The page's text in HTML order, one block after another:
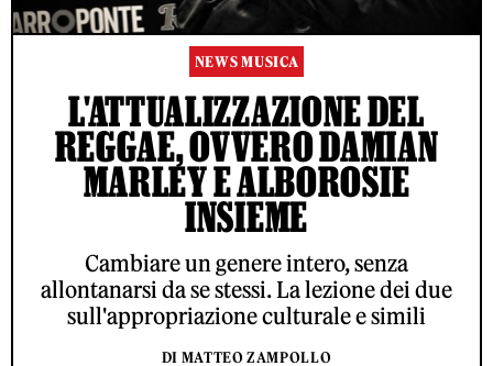
NEWS MUSICA
L'ATTUALIZZAZIONE DEL
REGGAE, OVVERO DAMIAN
MARLEY E ALBOROSIE
INSIEME
Cambiare un genere intero, senza
allontanarsi da se stessi. La lezione dei due
sull'appropriazione culturale e simili
DI MATTEO ZAMPOLLO